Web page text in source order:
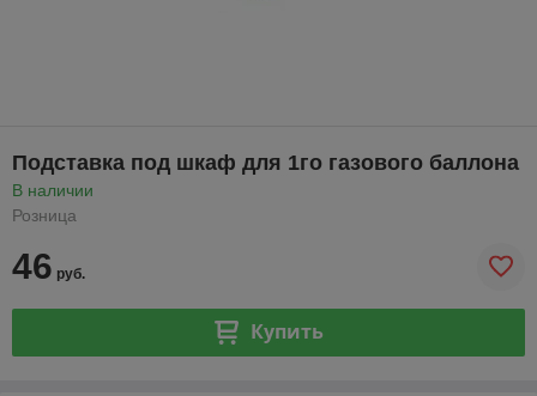
Подставка под шкаф для 1го газового баллона
В наличии
Розница
46 руб.
Купить